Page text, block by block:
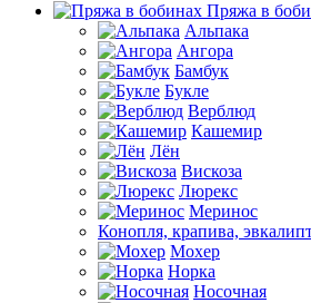
Пряжа в
Альпака
Ангора
Бамбук
Букле
Верблюд
Кашемир
Лён
Вискоза
Люрекс
Меринос
Конопля, крапива,
Мохер
Норка
Носочная